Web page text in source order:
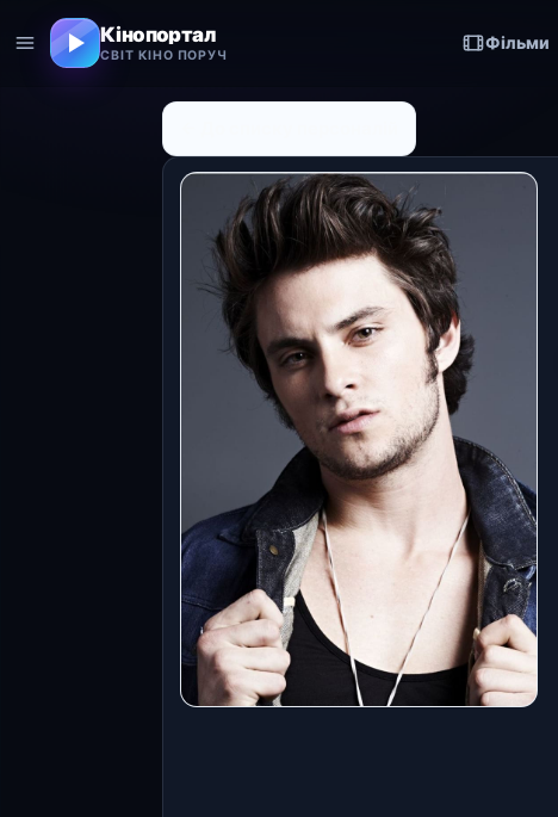
Кінопортал
СВІТ КІНО ПОРУЧ
Фільми